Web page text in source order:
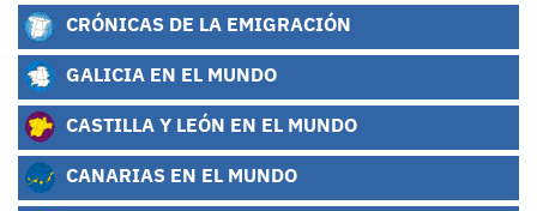
CRÓNICAS DE LA EMIGRACIÓN
GALICIA EN EL MUNDO
CASTILLA Y LEÓN EN EL MUNDO
CANARIAS EN EL MUNDO